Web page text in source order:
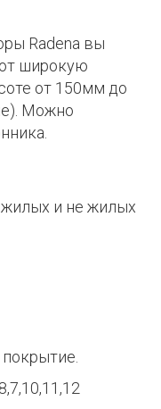
Radena вы
широкую
от 150мм до
Можно
и не жилых